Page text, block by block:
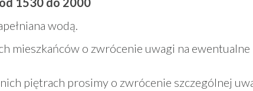
wodą.
mieszkańców o zwrócenie uwagi na ewentualne
piętrach prosimy o zwrócenie szczególnej